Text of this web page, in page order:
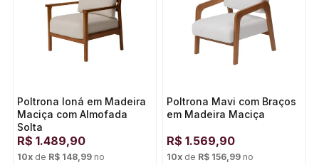
Poltrona Ioná em Madeira
Maciça com Almofada
Solta
R$ 1.489,90
10x de R$ 148,99 no
Poltrona Mavi com Braços
em Madeira Maciça
R$ 1.569,90
10x de R$ 156,99 no